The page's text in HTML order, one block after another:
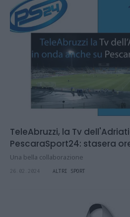
TeleAbruzzi, la Tv
PescaraSport24: stasera
Una bella collaborazione
26.02.2024 ALTRI SPORT